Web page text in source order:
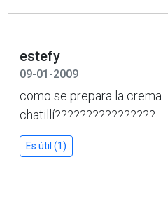
estefy
09-01-2009
como se prepara la crema
chatillí????????????????
Es útil (1)